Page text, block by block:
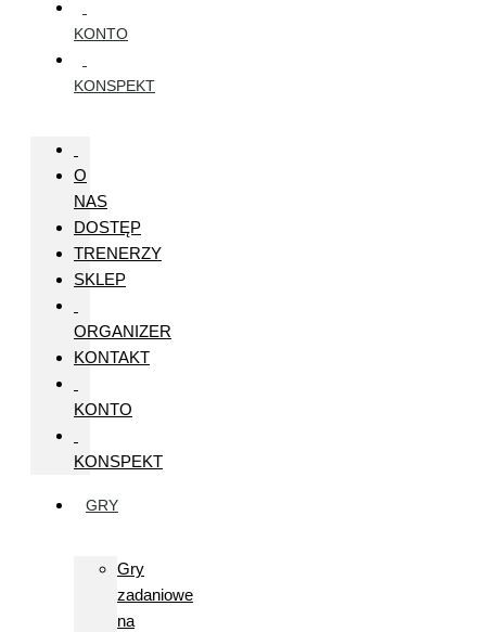
KONTO
KONSPEKT
O
NAS
DOSTĘP
TRENERZY
SKLEP
ORGANIZER
KONTAKT
KONTO
KONSPEKT
GRY
Gry
zadaniowe
na